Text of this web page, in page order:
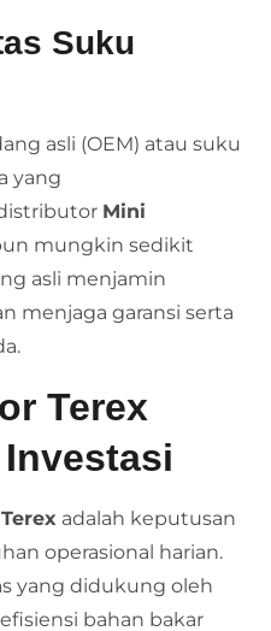
Suku
asli (OEM) atau suku
yang
Mini
mungkin sedikit
asli menjamin
menjaga garansi serta
Terex
adalah keputusan
operasional harian.
yang didukung oleh
bahan bakar